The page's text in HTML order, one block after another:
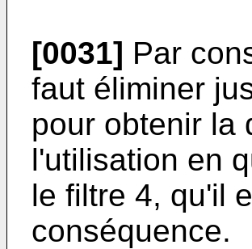
[0031] Par
faut éliminer
pour obtenir la
l'utilisation en
le filtre 4, qu'il
conséquence.